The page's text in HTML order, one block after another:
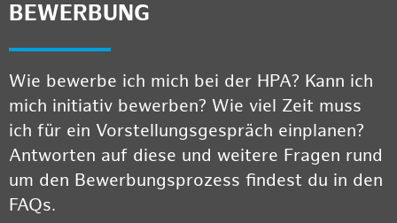
BEWERBUNG
Wie bewerbe ich mich bei der HPA? Kann ich
mich initiativ bewerben? Wie viel Zeit muss
ich für ein Vorstellungsgespräch einplanen?
Antworten auf diese und weitere Fragen rund
um den Bewerbungsprozess findest du in den
FAQs.